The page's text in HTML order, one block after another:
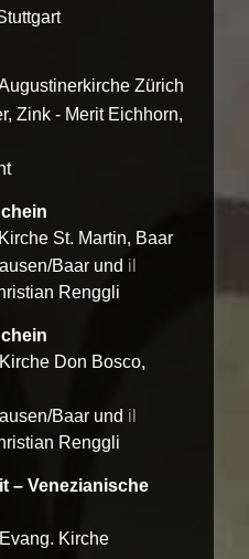
Zürich
Zink - Merit Eichhorn,
St. Martin, Baar
Baar und il
Renggli
Don Bosco,
Baar und il
Renggli
– Venezianische
Kirche